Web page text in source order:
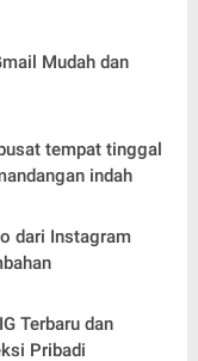
Mudah dan
tempat tinggal
indah
dari Instagram
Terbaru dan
Pribadi